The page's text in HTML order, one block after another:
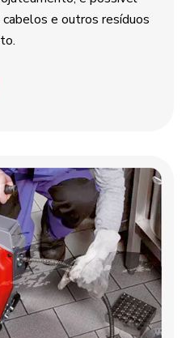
cabelos e outros resíduos